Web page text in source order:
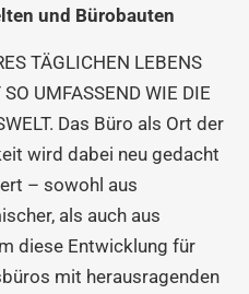
und Bürobauten
TÄGLICHEN LEBENS
UMFASSEND WIE DIE
Das Büro als Ort der
wird dabei neu gedacht
– sowohl aus
als auch aus
diese Entwicklung für
mit herausragenden